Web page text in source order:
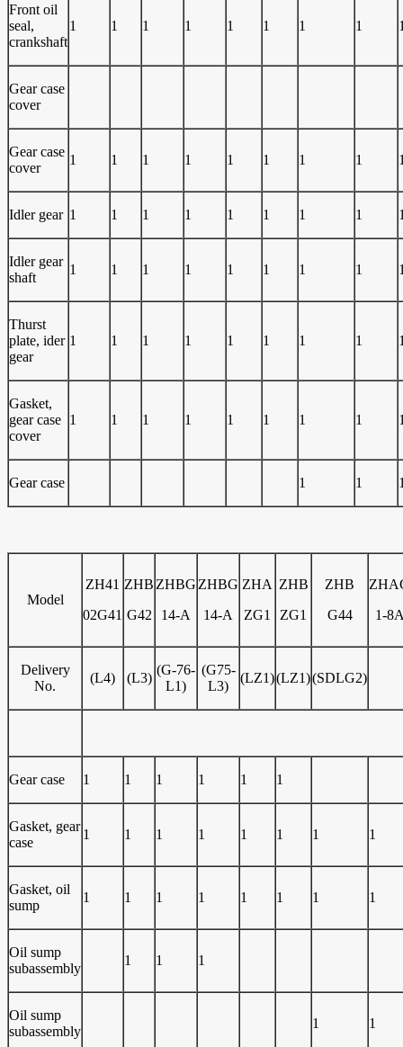
Front oil
seal,
crankshaft
1 1 1 1 1 1 1 1
Gear case
cover
Gear case
cover
1 1 1 1 1 1 1 1
Idler gear 1 1 1 1 1 1 1 1
Idler gear
shaft
1 1 1 1 1 1 1 1
Thurst
plate, ider
gear
1 1 1 1 1 1 1 1
Gasket,
gear case
cover
1 1 1 1 1 1 1 1
Gear case 1 1
Model
ZH41
02G41
ZHB
G42
ZHBG
14-A
ZHBG
14-A
ZHA
ZG1
ZHB
ZG1
ZHB
G44
1-
Delivery
No.
(L4) (L3)
(G-76-
L1)
(G75-
L3)
(LZ1)(LZ1)(SDLG2)
Gear case 1 1 1 1 1 1
Gasket, gear
case
1 1 1 1 1 1 1 1
Gasket, oil
sump
1 1 1 1 1 1 1 1
Oil sump
subassembly
1 1 1
Oil sump
subassembly
1 1